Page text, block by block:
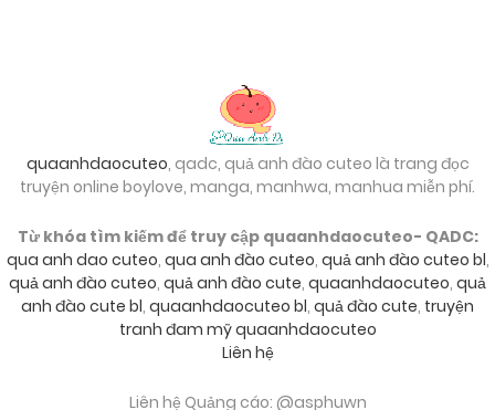
quaanhdaocuteo, qadc, quả anh đào cuteo là trang đọc
truyện online boylove, manga, manhwa, manhua miễn phí.
Từ khóa tìm kiếm để truy cập quaanhdaocuteo- QADC:
qua anh dao cuteo, qua anh đào cuteo, quả anh đào cuteo bl,
quả anh đào cuteo, quả anh đào cute, quaanhdaocuteo, quả
anh đào cute bl, quaanhdaocuteo bl, quả đào cute, truyện
tranh đam mỹ quaanhdaocuteo
Liên hệ
Liên hệ Quảng cáo: @asphuwn